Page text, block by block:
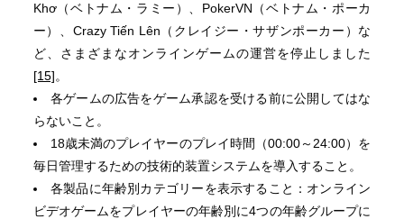
Khơ（ベトナム・ラミー）、PokerVN（ベトナム・ポーカ
ー）、Crazy Tiến Lên（クレイジー・サザンポーカー）な
ど、さまざまなオンラインゲームの運営を停止しました
[15]。
各ゲームの広告をゲーム承認を受ける前に公開してはな
らないこと。
18歳未満のプレイヤーのプレイ時間（00:00～24:00）を
毎日管理するための技術的装置システムを導入すること。
各製品に年齢別カテゴリーを表示すること：オンライン
ビデオゲームをプレイヤーの年齢別に4つの年齢グループに